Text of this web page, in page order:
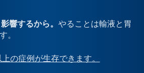
響するから。 やることは輸液と胃
。
の症例が生存できます。